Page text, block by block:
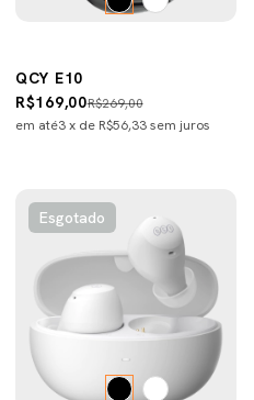
QCY E10
R$269,00
R$169,00
em até3x de R$56,33sem juros
Esgotado